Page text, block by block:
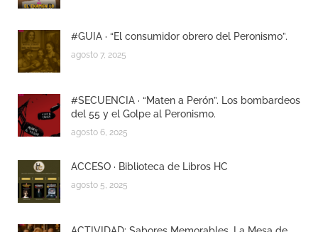
#GUIA · “El consumidor obrero del Peronismo”.
agosto 7, 2025
#SECUENCIA · “Maten a Perón”. Los bombardeos
del 55 y el Golpe al Peronismo.
agosto 6, 2025
ACCESO · Biblioteca de Libros HC
agosto 5, 2025